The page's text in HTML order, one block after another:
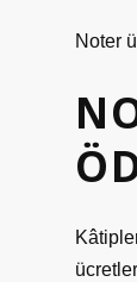
Noter